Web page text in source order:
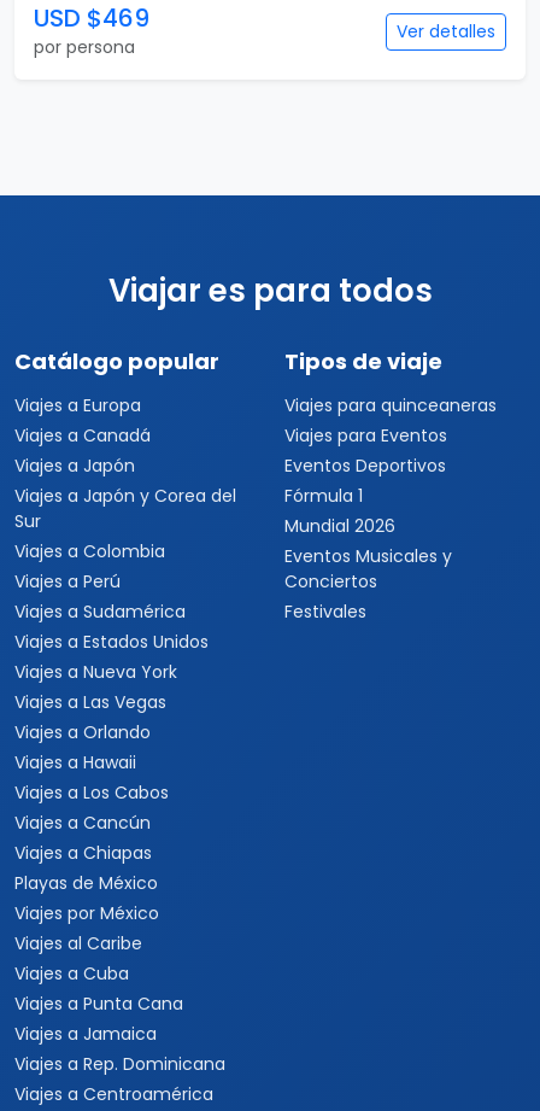
USD $469
por persona
Ver detalles
Viajar es para todos
Catálogo popular
Viajes a Europa
Viajes a Canadá
Viajes a Japón
Viajes a Japón y Corea del
Sur
Viajes a Colombia
Viajes a Perú
Viajes a Sudamérica
Viajes a Estados Unidos
Viajes a Nueva York
Viajes a Las Vegas
Viajes a Orlando
Viajes a Hawaii
Viajes a Los Cabos
Viajes a Cancún
Viajes a Chiapas
Playas de México
Viajes por México
Viajes al Caribe
Viajes a Cuba
Viajes a Punta Cana
Viajes a Jamaica
Viajes a Rep. Dominicana
Viajes a Centroamérica
Tipos de viaje
Viajes para quinceaneras
Viajes para Eventos
Eventos Deportivos
Fórmula 1
Mundial 2026
Eventos Musicales y
Conciertos
Festivales